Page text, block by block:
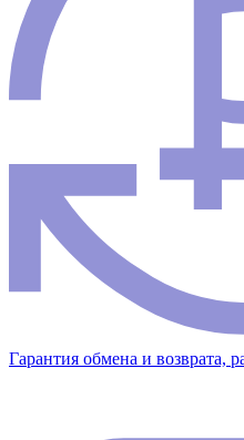
Гарантия обмена и возврата,